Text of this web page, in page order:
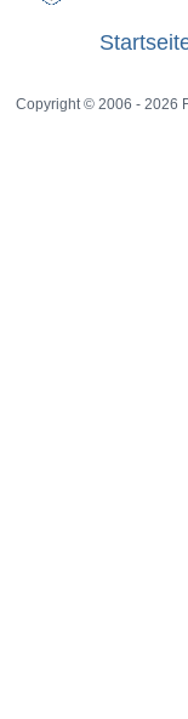
Copyright © 2006 - 2026